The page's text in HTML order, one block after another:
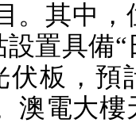
。其中，
設置具備
伏板，預
澳電大樓